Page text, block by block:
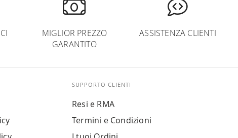
MIGLIOR PREZZO
GARANTITO
ASSISTENZA CLIENTI
SUPPORTO CLIENTI
Resi e RMA
Termini e Condizioni